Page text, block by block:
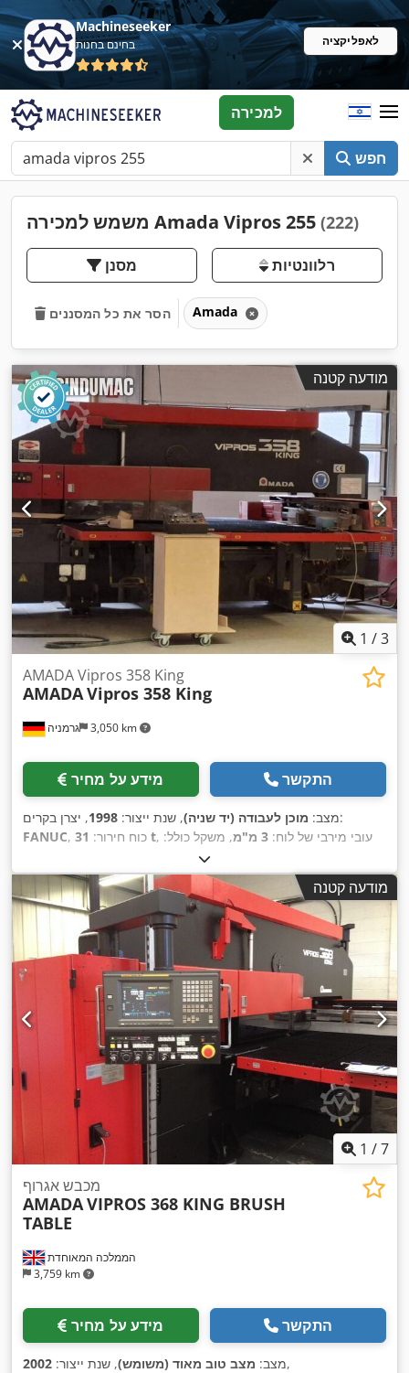
Machineseeker
בחינם בחנות לאפליקציה
חפש
למכירה
משמש למכירה Amada Vipros 255 (222)
מסנן רלוונטיות
הסר את כל המסננים Amada
מודעה קטנה
1 /3
גרמניה 3,050 km
AMADA Vipros 358 King
AMADAVipros 358 King
מידע על מחיר התקשר
מצב: מוכן לעבודה (יד שניה), שנת ייצור: 1998
, יצרן בקרים:
FANUC
, כוח חירור: 31 t , עובי מירבי של לוח: 3 מ"מ
, משקל כולל:
נסיעה בציר X:
4,000 מ"מ, מרחק תנועה בציר Y: 1,270 מ"מ, אורך
מוצר (מקסימום):8,300 מ"מ , מספר צירים:2 , מודעה קטנה
1 /7
הממלכה המאוחדת
3,759 km
מכבש אגרוף
AMADAVIPROS 368 KING BRUSH
TABLE
מידע על מחיר התקשר
מצב: מצב טוב מאוד (משומש), שנת ייצור: 2002 ,